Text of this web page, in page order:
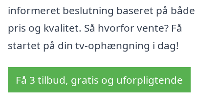
informeret beslutning baseret på både
pris og kvalitet. Så hvorfor vente? Få
startet på din tv-ophængning i dag!
Få 3 tilbud, gratis og uforpligtende